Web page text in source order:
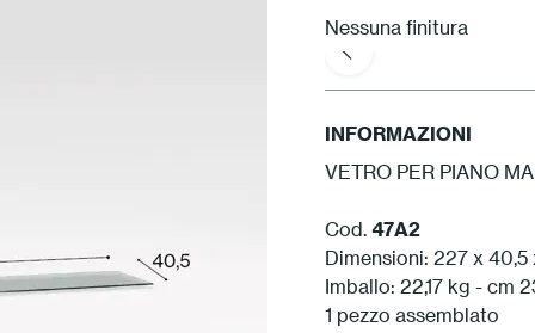
Nessuna finitura
INFORMAZIONI
VETRO PER PIANO
Cod. 47A2
Dimensioni: 227 x 40,5
Imballo: 22,17 kg - cm
1 pezzo assemblato